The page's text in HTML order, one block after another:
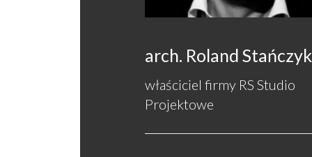
arch. Roland Stańczyk
właściciel firmy RS Studio
Projektowe